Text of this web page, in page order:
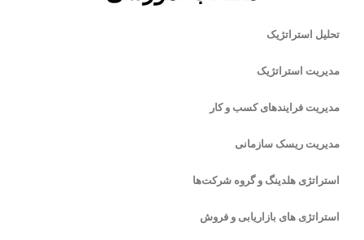
تحلیل استراتژیک
مدیریت استراتژیک
مدیریت فرایندهای کسب و کار
مدیریت ریسک سازمانی
استراتژی هلدینگ و گروه شرکت‌ها
استراتژی های بازاریابی و فروش